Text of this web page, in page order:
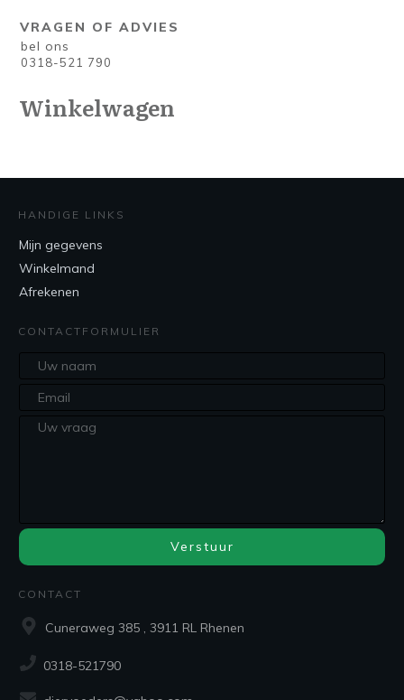
VRAGEN OF ADVIES
bel ons
0318-521 790
Winkelwagen
HANDIGE LINKS
Mijn gegevens
Winkelmand
Afrekenen
CONTACTFORMULIER
Verstuur
CONTACT
Cuneraweg 385 , 3911 RL Rhenen
0318-521790